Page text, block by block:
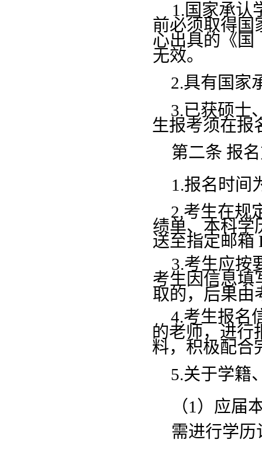
1.国家承认
前必须取得国
心出具的《国
无效。
2.具有国家
3.已获硕士
生报考须在报
第二条 报
1.报名时间
2.考生在规
绩单、本科学
送至指定邮箱
3.考生应按
考生因信息填
取的，后果由
4.考生报名
的老师，进行
料，积极配合
5.关于学籍
（1）应届
需进行学历